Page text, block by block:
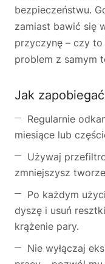
bezpieczeństwu.
zamiast bawić się
przyczynę – czy
problem z samym
Jak
Regularnie
miesiące lub
Używaj
zmniejszysz
Po każdym
dyszę i usuń
krążenie pary.
Nie wyłączaj